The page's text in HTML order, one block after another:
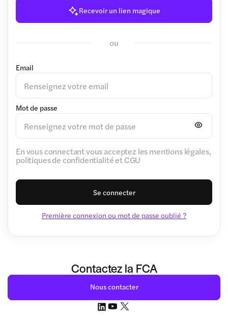
Recevoir un lien magique
ou
Email
Mot de passe
En vous connectant vous acceptez les mentions légales,
politiques de confidentialité et CGU
Se connecter
Première connexion ou mot de passe oublié ?
Contactez la FCA
Nous contacter